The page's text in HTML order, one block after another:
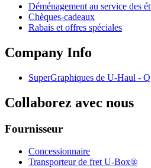
Déménagement au service des
Chèques-cadeaux
Rabais et offres spéciales
Company Info
SuperGraphiques de U-Haul -
Collaborez avec nous
Fournisseur
Concessionnaire
Transporteur de fret U-Box®